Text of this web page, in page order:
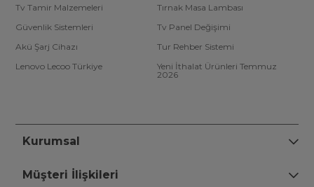
Tv Tamir Malzemeleri
Tırnak Masa Lambası
Güvenlik Sistemleri
Tv Panel Değişimi
Akü Şarj Cihazı
Tur Rehber Sistemi
Lenovo Lecoo Türkiye
Yeni İthalat Ürünleri Temmuz
2026
Kurumsal
Müşteri İlişkileri